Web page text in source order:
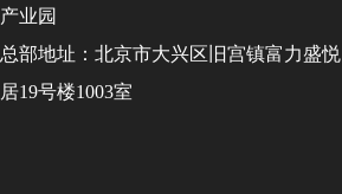
产业园
总部地址：北京市大兴区旧宫镇富力盛悦
居19号楼1003室